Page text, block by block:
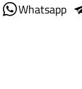
Whatsapp